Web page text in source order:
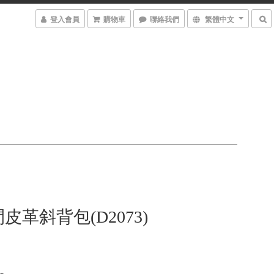
登入會員 購物車 聯絡我們 繁體中文
革斜背包(D2073)